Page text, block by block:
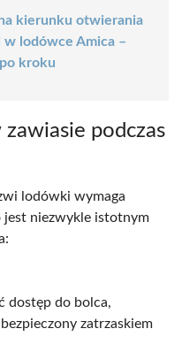
kierunku otwierania
w lodówce Amica –
kroku
zawiasie podczas
lodówki wymaga
jest niezwykle istotnym
dostęp do bolca,
zatrzaskiem